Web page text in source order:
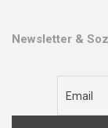
Newsletter &